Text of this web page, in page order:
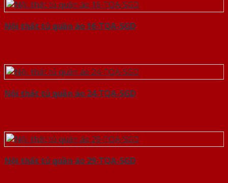
Nội thất tủ quần áo 16-TQA-SGD
Nội thất tủ quần áo 24-TQA-SGD
Nội thất tủ quần áo 29-TQA-SGD